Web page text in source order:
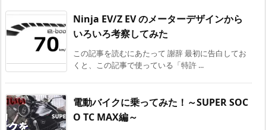
Ninja EV/Z EV のメーターデザインから
いろいろ考察してみた
この記事を読むにあたって 謝辞 最初に告白してお
くと、この記事で使っている「特許 ...
電動バイクに乗ってみた！～SUPER SOC
O TC MAX編～